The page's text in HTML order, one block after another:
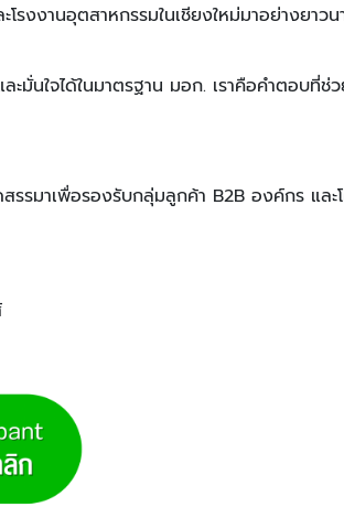
งงานอุตสาหกรรมในเชียงใหม่มาอย่างยาวนา
มั่นใจได้ในมาตรฐาน มอก. เราคือคำตอบที่ช่
มาเพื่อรองรับกลุ่มลูกค้า B2B องค์กร และ